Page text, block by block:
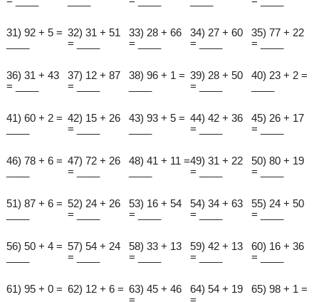
31) 92 + 5 = 32) 31 + 51
= ____
33) 28 + 66
= ____
34) 27 + 60
= ____
35) 77 + 22
= ____
36) 31 + 43
= ____
37) 12 + 87
= ____
38) 96 + 1 = 39) 28 + 50
= ____
40) 23 + 2 =
41) 60 + 2 = 42) 15 + 26
= ____
43) 93 + 5 = 44) 42 + 36
= ____
45) 26 + 17
= ____
46) 78 + 6 = 47) 72 + 26
= ____
48) 41 + 11 =49) 31 + 22
= ____
50) 80 + 19
= ____
51) 87 + 6 = 52) 24 + 26
= ____
53) 16 + 54
= ____
54) 34 + 63
= ____
55) 24 + 50
= ____
56) 50 + 4 = 57) 54 + 24
= ____
58) 33 + 13
= ____
59) 42 + 13
= ____
60) 16 + 36
= ____
61) 95 + 0 = 62) 12 + 6 = 63) 45 + 46
= ____
64) 54 + 19
= ____
65) 98 + 1 =